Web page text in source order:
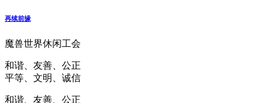
再续前缘
魔兽世界休闲工会
和谐、友善、公正
平等、文明、诚信
和谐、友善、公正